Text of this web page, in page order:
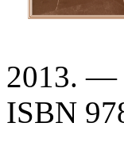
2013. —
ISBN